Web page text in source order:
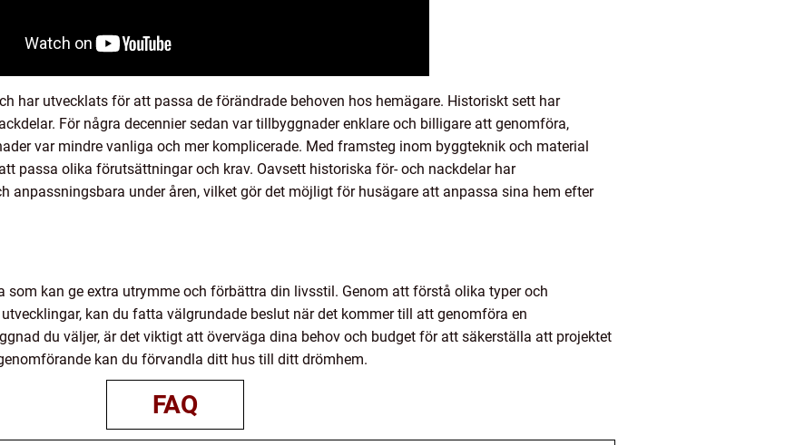
har utvecklats för att passa de förändrade behoven hos hemägare. Historiskt sett har
För några decennier sedan var tillbyggnader enklare och billigare att genomföra,
var mindre vanliga och mer komplicerade. Med framsteg inom byggteknik och material
passa olika förutsättningar och krav. Oavsett historiska för- och nackdelar har
anpassningsbara under åren, vilket gör det möjligt för husägare att anpassa sina hem efter
som kan ge extra utrymme och förbättra din livsstil. Genom att förstå olika typer och
kan du fatta välgrundade beslut när det kommer till att genomföra en
du väljer, är det viktigt att överväga dina behov och budget för att säkerställa att projektet
kan du förvandla ditt hus till ditt drömhem.
FAQ